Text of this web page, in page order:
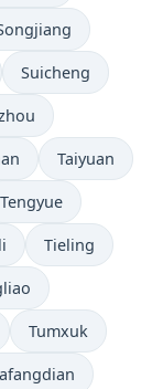
Suicheng
Taiyuan
Tengyue
Tieling
Tumxuk